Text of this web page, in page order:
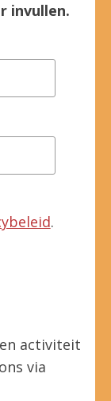
invullen.
.
activiteit
via